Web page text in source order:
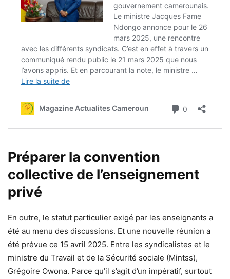
Préparer la convention
collective de l’enseignement
privé
En outre, le statut particulier exigé par les enseignants a
été au menu des discussions. Et une nouvelle réunion a
été prévue ce 15 avril 2025. Entre les syndicalistes et le
ministre du Travail et de la Sécurité sociale (Mintss),
Grégoire Owona. Parce qu’il s’agit d’un impératif, surtout